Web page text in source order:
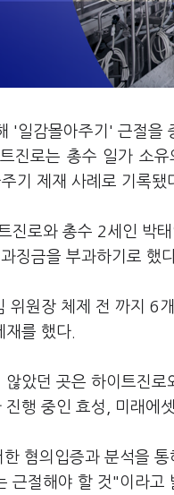
'일감몰아주기' 근절을
진로는 총수 일가 소
기 제재 사례로 기록됐
진로와 총수 2세인 박
징금을 부과하기로 했
원장 체제 전 까지 6
를 했다.
았던 곳은 하이트진
행 중인 효성, 미래에
혐의입증과 분석을
근절해야 할 것"이라고